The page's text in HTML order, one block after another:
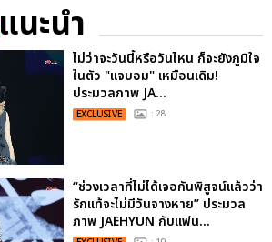
แนะนำ
ไม่ว่าจะวันนี้หรือวันไหน ก็จะยังภูมิใจ
ในตัว "แจบอม" เหมือนเดิม!
ประมวลภาพ JA...
EXCLUSIVE : 28
“ช่วงเวลาที่ไม่ได้เจอกันพิสูจน์แล้วว่า
รักแท้จะไม่มีวันจางหาย” ประมวล
ภาพ JAEHYUN กับแฟน...